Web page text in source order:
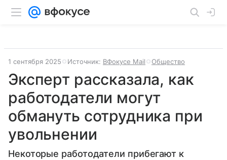
1 сентября 2025 Источник: ВФокусе Mail Общество
Эксперт рассказала, как
работодатели могут
обмануть сотрудника при
увольнении
Некоторые работодатели прибегают к